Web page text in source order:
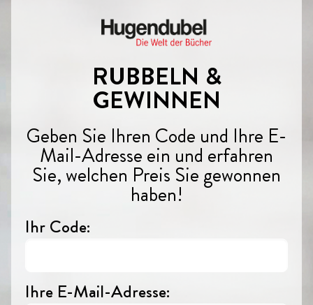
RUBBELN &
GEWINNEN
Geben Sie Ihren Code und Ihre E-
Mail-Adresse ein und erfahren
Sie, welchen Preis Sie gewonnen
haben!
Ihr Code:
Ihre E-Mail-Adresse: